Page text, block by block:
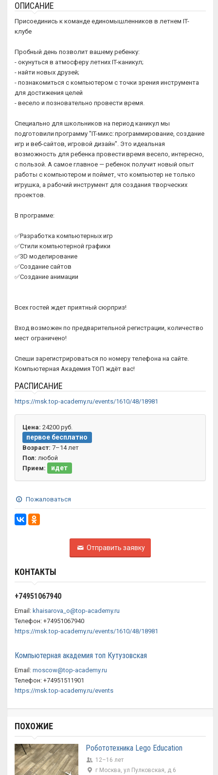
ОПИСАНИЕ
Присоединись к команде единомышленников в летнем IT-
клубе
Пробный день позволит вашему ребенку:
- окунуться в атмосферу летних IT-каникул;
- найти новых друзей;
- познакомиться с компьютером с точки зрения инструмента
для достижения целей
- весело и позновательно провести время.
Специально для школьников на период каникул мы
подготовили программу "IT-микс: программирование, создание
игр и веб-сайтов, игровой дизайн". Это идеальная
возможность для ребенка провести время весело, интересно,
с пользой. А самое главное — ребенок получит новый опыт
работы с компьютером и поймет, что компьютер не только
игрушка, а рабочий инструмент для создания творческих
проектов.
В программе:
✅Разработка компьютерных игр
✅Стили компьютерной графики
✅3D моделирование
✅Создание сайтов
✅Создание анимации
Всех гостей ждет приятный сюрприз!
Вход возможен по предварительной регистрации, количество
мест ограничено!
Спеши зарегистрироваться по номеру телефона на сайте.
Компьютерная Академия ТОП ждёт вас!
РАСПИСАНИЕ
https://msk.top-academy.ru/events/1610/48/18981
Цена: 24200 руб.
первое бесплатно
Возраст: 7–14 лет
Пол: любой
Прием:
идет
Пожаловаться
Отправить заявку
КОНТАКТЫ
+74951067940
Email: khaisarova_o@top-academy.ru
Телефон: +74951067940
https://msk.top-academy.ru/events/1610/48/18981
Компьютерная академия топ Кутузовская
Email: moscow@top-academy.ru
Телефон: +74951511901
https://msk.top-academy.ru/events
ПОХОЖИЕ
Робототехника Lego Education
12–16 лет
г Москва, ул Пулковская, д 6